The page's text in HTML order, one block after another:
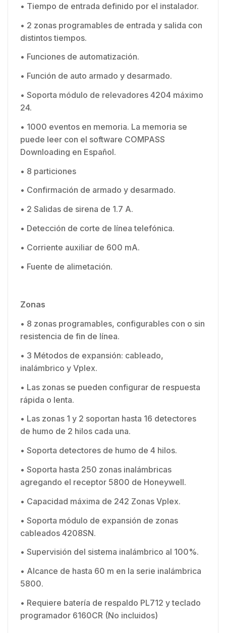
• Tiempo de entrada definido por el instalador.
• 2 zonas programables de entrada y salida con
distintos tiempos.
• Funciones de automatización.
• Función de auto armado y desarmado.
• Soporta módulo de relevadores 4204 máximo
24.
• 1000 eventos en memoria. La memoria se
puede leer con el software COMPASS
Downloading en Español.
• 8 particiones
• Confirmación de armado y desarmado.
• 2 Salidas de sirena de 1.7 A.
• Detección de corte de línea telefónica.
• Corriente auxiliar de 600 mA.
• Fuente de alimetación.
Zonas
• 8 zonas programables, configurables con o sin
resistencia de fin de línea.
• 3 Métodos de expansión: cableado,
inalámbrico y Vplex.
• Las zonas se pueden configurar de respuesta
rápida o lenta.
• Las zonas 1 y 2 soportan hasta 16 detectores
de humo de 2 hilos cada una.
• Soporta detectores de humo de 4 hilos.
• Soporta hasta 250 zonas inalámbricas
agregando el receptor 5800 de Honeywell.
• Capacidad máxima de 242 Zonas Vplex.
• Soporta módulo de expansión de zonas
cableados 4208SN.
• Supervisión del sistema inalámbrico al 100%.
• Alcance de hasta 60 m en la serie inalámbrica
5800.
• Requiere batería de respaldo PL712 y teclado
programador 6160CR (No incluidos)